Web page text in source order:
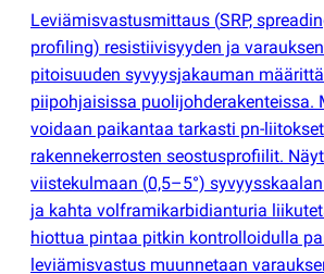
Leviämisvastusmittaus (SRP,
profiling) resistiivisyyden ja
pitoisuuden syvyysjakauman
piipohjaisissa puolijohderakenteissa.
voidaan paikantaa tarkasti pn-
rakennekerrosten seostusprofiilit.
viistekulmaan (0,5–5°)
ja kahta volframikarbidianturia
hiottua pintaa pitkin kontrolloidulla
leviämisvastus muunnetaan